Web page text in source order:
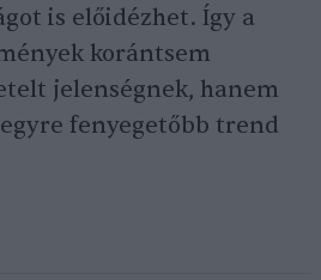
is előidézhet. Így a
korántsem
jelenségnek, hanem
fenyegetőbb trend